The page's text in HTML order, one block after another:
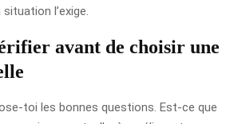
l’exige.
avant de choisir une
toi les bonnes questions. Est-ce que